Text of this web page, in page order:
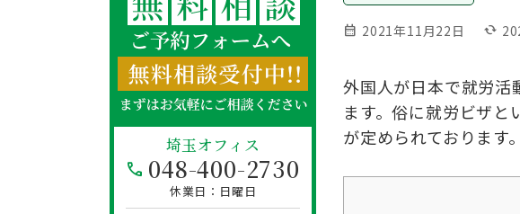
calendar_month 2021年11月22日 cached
外国人が日本で就労活
ます。俗に就労ビザ
が定められております。
埼玉オフィス
048-400-2730
日曜日